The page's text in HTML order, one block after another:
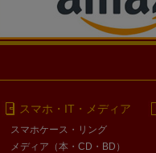
スマホ・IT・メディア
スマホケース・リング
メディア（本・CD・BD）